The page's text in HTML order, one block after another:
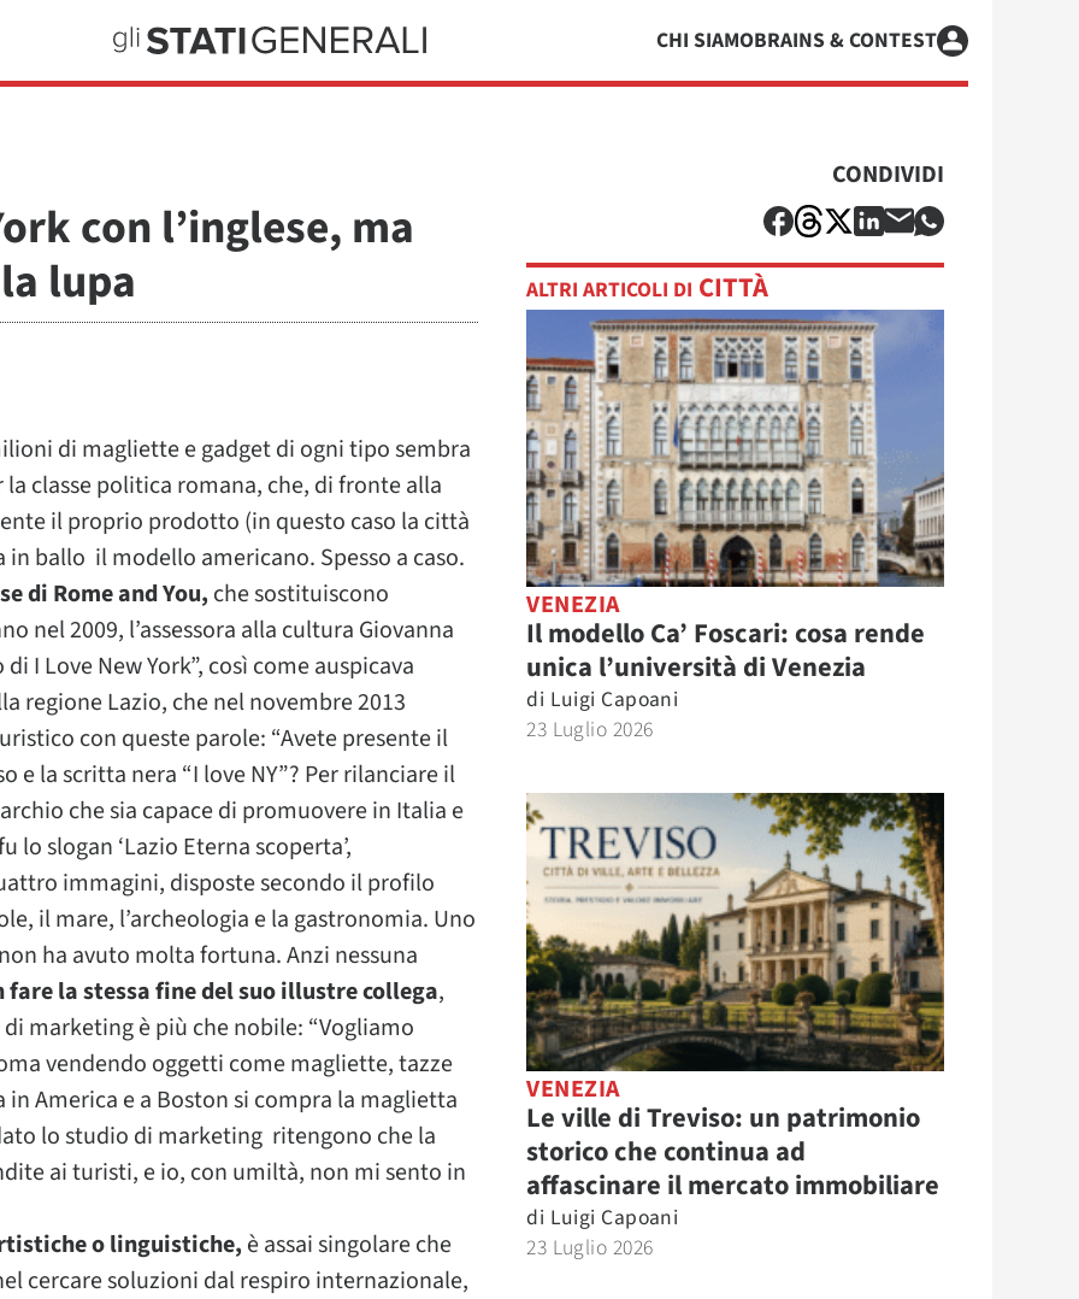
CHI SIAMOBRAINS & CONTEST
con l’inglese, ma
lupa
di magliette e gadget di ogni tipo sembra
la classe politica romana, che, di fronte alla
il proprio prodotto (in questo caso la città
ballo il modello americano. Spesso a caso.
di Rome and You, che sostituiscono
nel 2009, l’assessora alla cultura Giovanna
I Love New York”, così come auspicava
regione Lazio, che nel novembre 2013
con queste parole: “Avete presente il
e la scritta nera “I love NY”? Per rilanciare il
che sia capace di promuovere in Italia e
slogan ‘Lazio Eterna scoperta’,
immagini, disposte secondo il profilo
il mare, l’archeologia e la gastronomia. Uno
ha avuto molta fortuna. Anzi nessuna
la stessa fine del suo illustre collega,
marketing è più che nobile: “Vogliamo
vendendo oggetti come magliette, tazze
America e a Boston si compra la maglietta
lo studio di marketing ritengono che la
ai turisti, e io, con umiltà, non mi sento in
o linguistiche, è assai singolare che
cercare soluzioni dal respiro internazionale,
CONDIVIDI
ALTRI ARTICOLI DI CITTÀ
VENEZIA
Il modello Ca’ Foscari: cosa rende
unica l’università di Venezia
di Luigi Capoani
23 Luglio 2026
VENEZIA
Le ville di Treviso: un patrimonio
storico che continua ad
affascinare il mercato immobiliare
di Luigi Capoani
23 Luglio 2026